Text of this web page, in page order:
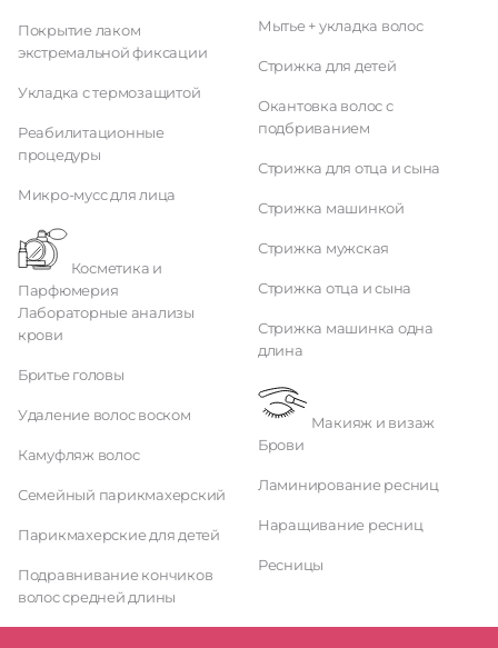
Покрытие лаком
экстремальной фиксации
Укладка с термозащитой
Реабилитационные
процедуры
Микро-мусс для лица
Парфюмерия
Лабораторные анализы
крови
Бритье головы
Удаление волос воском
Камуфляж волос
Семейный парикмахерский
Парикмахерские для детей
Подравнивание кончиков
волос средней длины
Мытье + укладка волос
Стрижка для детей
Окантовка волос с
подбриванием
Стрижка для отца и сына
Стрижка машинкой
Стрижка мужская
Стрижка отца и сына
Стрижка машинка одна
длина
Макияж и визаж
Брови
Ламинирование ресниц
Наращивание ресниц
Ресницы